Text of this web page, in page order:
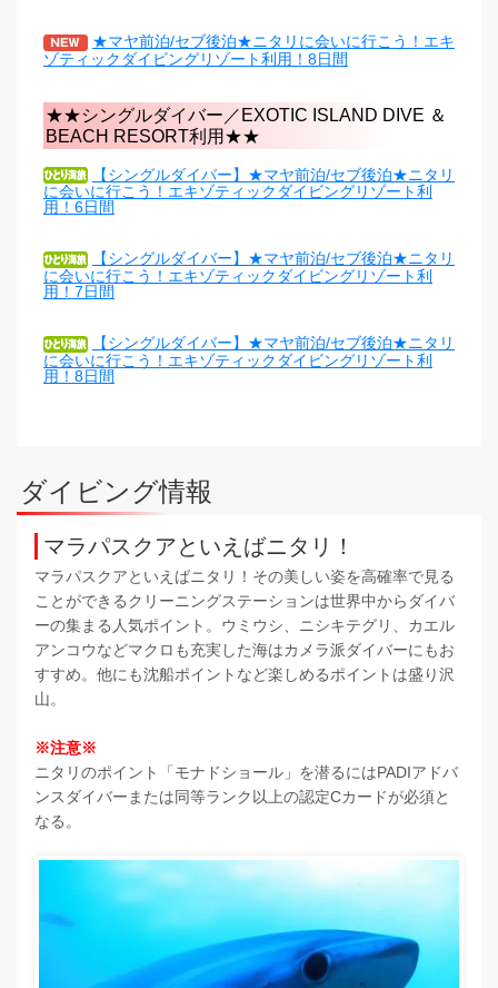
★マヤ前泊/セブ後泊★ニタリに会いに行こう！エキ
ゾティックダイビングリゾート利用！8日間
★★シングルダイバー／EXOTIC ISLAND DIVE ＆
BEACH RESORT利用★★
【シングルダイバー】★マヤ前泊/セブ後泊★ニタリ
に会いに行こう！エキゾティックダイビングリゾート利
用！6日間
【シングルダイバー】★マヤ前泊/セブ後泊★ニタリ
に会いに行こう！エキゾティックダイビングリゾート利
用！7日間
【シングルダイバー】★マヤ前泊/セブ後泊★ニタリ
に会いに行こう！エキゾティックダイビングリゾート利
用！8日間
ダイビング情報
マラパスクアといえばニタリ！
マラパスクアといえばニタリ！その美しい姿を高確率で見る
ことができるクリーニングステーションは世界中からダイバ
ーの集まる人気ポイント。ウミウシ、ニシキテグリ、カエル
アンコウなどマクロも充実した海はカメラ派ダイバーにもお
すすめ。他にも沈船ポイントなど楽しめるポイントは盛り沢
山。
※注意※
ニタリのポイント「モナドショール」を潜るにはPADIアドバ
ンスダイバーまたは同等ランク以上の認定Cカードが必須と
なる。